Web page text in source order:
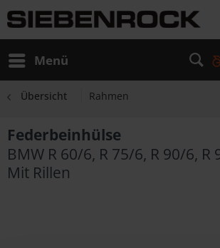
Menü
Übersicht Rahmen
Federbeinhülse
BMW R 60/6, R 75/6, R 90/6, R
Mit Rillen